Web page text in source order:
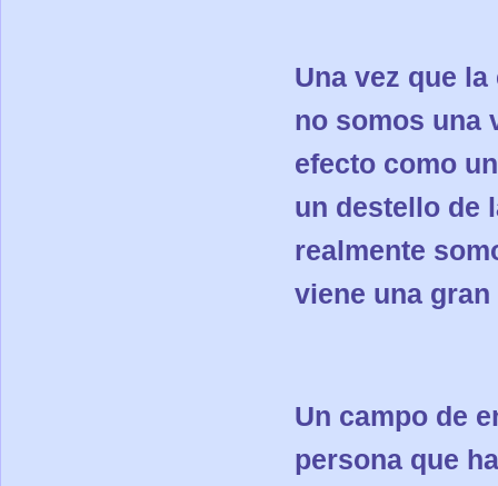
Una vez que
no somos una
efecto como
un destello de
realmente
viene una
Un campo de
persona que